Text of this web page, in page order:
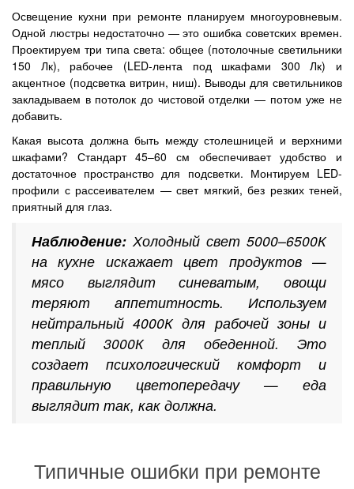
Освещение кухни при ремонте планируем многоуровневым.
Одной люстры недостаточно — это ошибка советских времен.
Проектируем три типа света: общее (потолочные светильники
150 Лк), рабочее (LED-лента под шкафами 300 Лк) и
акцентное (подсветка витрин, ниш). Выводы для светильников
закладываем в потолок до чистовой отделки — потом уже не
добавить.
Какая высота должна быть между столешницей и верхними
шкафами? Стандарт 45–60 см обеспечивает удобство и
достаточное пространство для подсветки. Монтируем LED-
профили с рассеивателем — свет мягкий, без резких теней,
приятный для глаз.
Наблюдение: Холодный свет 5000–6500К
на кухне искажает цвет продуктов —
мясо выглядит синеватым, овощи
теряют аппетитность. Используем
нейтральный 4000К для рабочей зоны и
теплый 3000К для обеденной. Это
создает психологический комфорт и
правильную цветопередачу — еда
выглядит так, как должна.
Типичные ошибки при ремонте